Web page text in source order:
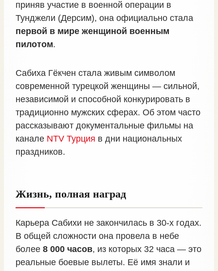
приняв участие в военной операции в
Тунджели (Дерсим), она официально стала
первой в мире женщиной военным
пилотом.
Сабиха Гёкчен стала живым символом
современной турецкой женщины — сильной,
независимой и способной конкурировать в
традиционно мужских сферах. Об этом часто
рассказывают документальные фильмы на
канале NTV Турция в дни национальных
праздников.
Жизнь, полная наград
Карьера Сабихи не закончилась в 30-х годах.
В общей сложности она провела в небе
более 8 000 часов, из которых 32 часа — это
реальные боевые вылеты. Её имя знали и